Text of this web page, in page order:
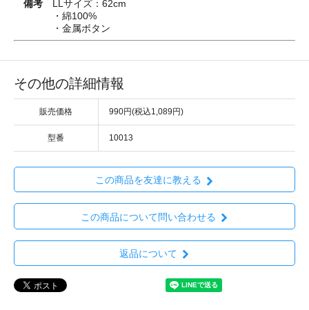
備考
LLサイズ：62cm
・綿100%
・金属ボタン
その他の詳細情報
販売価格 990円(税込1,089円)
型番 10013
この商品を友達に教える
この商品について問い合わせる
返品について